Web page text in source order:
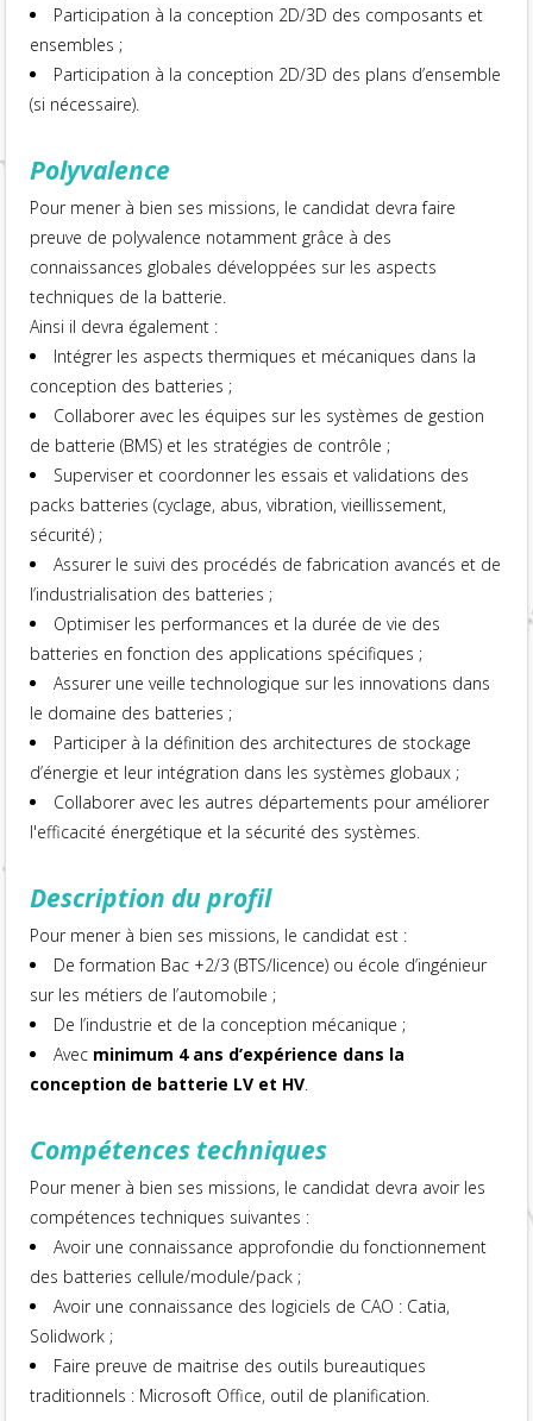
Participation à la conception 2D/3D des composants et
ensembles ;
Participation à la conception 2D/3D des plans d’ensemble
(si nécessaire).
Polyvalence
Pour mener à bien ses missions, le candidat devra faire
preuve de polyvalence notamment grâce à des
connaissances globales développées sur les aspects
techniques de la batterie.
Ainsi il devra également :
Intégrer les aspects thermiques et mécaniques dans la
conception des batteries ;
Collaborer avec les équipes sur les systèmes de gestion
de batterie (BMS) et les stratégies de contrôle ;
Superviser et coordonner les essais et validations des
packs batteries (cyclage, abus, vibration, vieillissement,
sécurité) ;
Assurer le suivi des procédés de fabrication avancés et de
l’industrialisation des batteries ;
Optimiser les performances et la durée de vie des
batteries en fonction des applications spécifiques ;
Assurer une veille technologique sur les innovations dans
le domaine des batteries ;
Participer à la définition des architectures de stockage
d’énergie et leur intégration dans les systèmes globaux ;
Collaborer avec les autres départements pour améliorer
l'efficacité énergétique et la sécurité des systèmes.
Description du profil
Pour mener à bien ses missions, le candidat est :
De formation Bac +2/3 (BTS/licence) ou école d’ingénieur
sur les métiers de l’automobile ;
De l’industrie et de la conception mécanique ;
Avec minimum 4 ans d’expérience dans la
conception de batterie LV et HV.
Compétences techniques
Pour mener à bien ses missions, le candidat devra avoir les
compétences techniques suivantes :
Avoir une connaissance approfondie du fonctionnement
des batteries cellule/module/pack ;
Avoir une connaissance des logiciels de CAO : Catia,
Solidwork ;
Faire preuve de maitrise des outils bureautiques
traditionnels : Microsoft Office, outil de planification.